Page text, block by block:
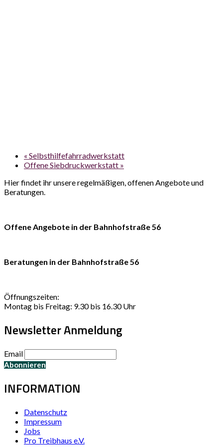
« Selbsthilfefahrradwerkstatt
Offene Siebdruckwerkstatt »
Hier findet ihr unsere regelmäßigen, offenen Angebote und
Beratungen.
Offene Angebote in der Bahnhofstraße 56
Beratungen in der Bahnhofstraße 56
Öffnungszeiten:
Montag bis Freitag: 9.30 bis 16.30 Uhr
Newsletter Anmeldung
Email
INFORMATION
Datenschutz
Impressum
Jobs
Pro Treibhaus e.V.